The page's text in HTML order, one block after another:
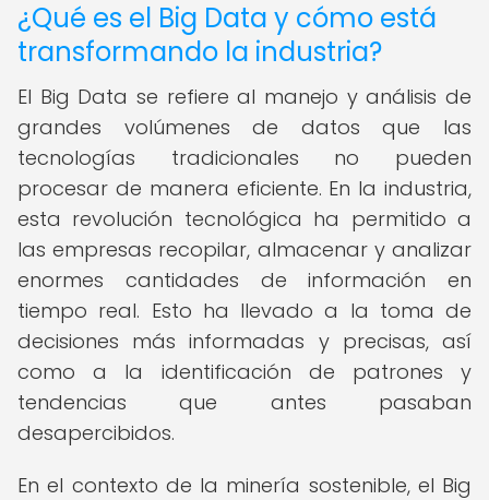
¿Qué es el Big Data y cómo está
transformando la industria?
El Big Data se refiere al manejo y análisis de
grandes volúmenes de datos que las
tecnologías tradicionales no pueden
procesar de manera eficiente. En la industria,
esta revolución tecnológica ha permitido a
las empresas recopilar, almacenar y analizar
enormes cantidades de información en
tiempo real. Esto ha llevado a la toma de
decisiones más informadas y precisas, así
como a la identificación de patrones y
tendencias que antes pasaban
desapercibidos.
En el contexto de la minería sostenible, el Big